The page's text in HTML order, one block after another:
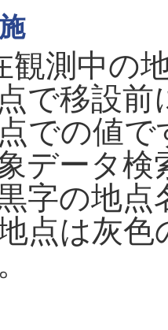
観測中の
で移設前
での値で
データ検
字の地点
点は灰